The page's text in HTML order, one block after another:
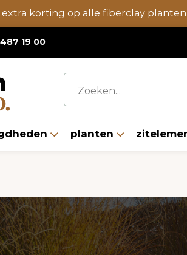
extra korting op alle fiberclay
19 00
planten